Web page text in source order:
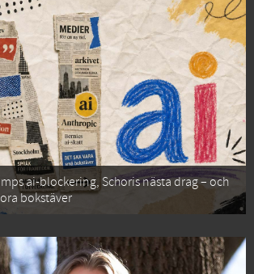
ai-blockering, Schoris nästa drag – och
bokstäver